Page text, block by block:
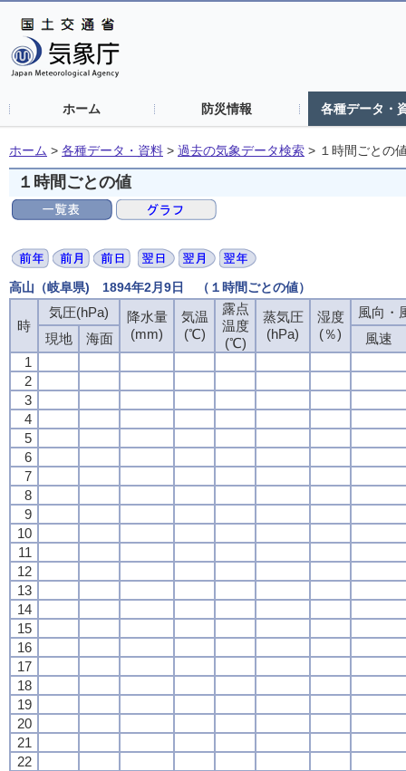
ホーム 防災情報 各種データ・
ホーム > 各種データ・資料 > 過去の気象データ検索 > １時間ごとの
１時間ごとの値
高山（岐阜県) 1894年2月9日 （１時間ごとの値）
時
気圧(hPa)
降水量
(mm)
気温
(℃)
露点
温度
(℃)
蒸気圧
(hPa)
湿度
(％)
風向・
現地
海面
風速
1
2
3
4
5
6
7
8
9
10
11
12
13
14
15
16
17
18
19
20
21
22